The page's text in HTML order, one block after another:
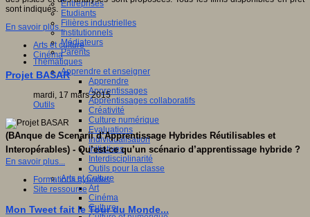
Entreprises
Etudiants
Filières industrielles
Institutionnels
Médiateurs
Parents
Thématiques
Apprendre et enseigner
Apprendre
Apprentissages
Apprentissages collaboratifs
Créativité
Culture numérique
Evaluations
Individualisation
Initiatives
Interdisciplinarité
Outils pour la classe
Arts et Culture
Art
Cinéma
Culture
sont indiqués.
En savoir plus...
Arts et culture
Cinéma
Projet BASAR
mardi, 17 mars 2015
Outils
(BAnque de Scenarii d’Apprentissage Hybrides Réutilisables et
Interopérables) - Qu’est-ce qu’un scénario d’apprentissage hybride ?
En savoir plus...
Formations hybrides
Site ressource
Mon Tweet fait le Tour du Monde...